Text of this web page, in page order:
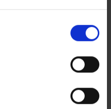
CINCUENTÍN
610,00 €